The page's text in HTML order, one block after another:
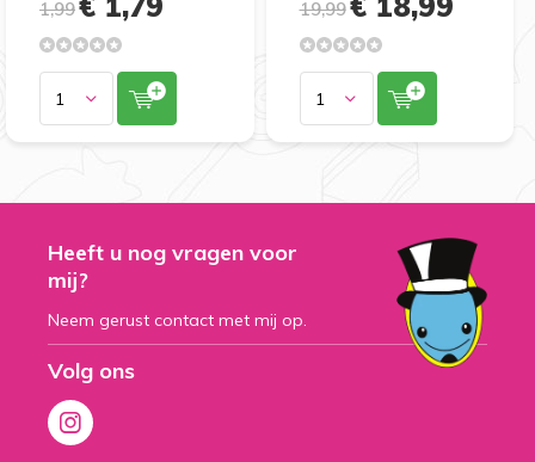
1,99 19,99
Heeft u nog vragen voor
mij?
Neem gerust contact met mij op.
Volg ons